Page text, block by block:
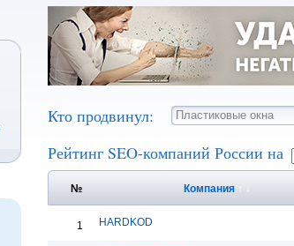
Кто продвинул:
Рейтинг SEO-компаний России на
№ Компания
1 HARDKOD